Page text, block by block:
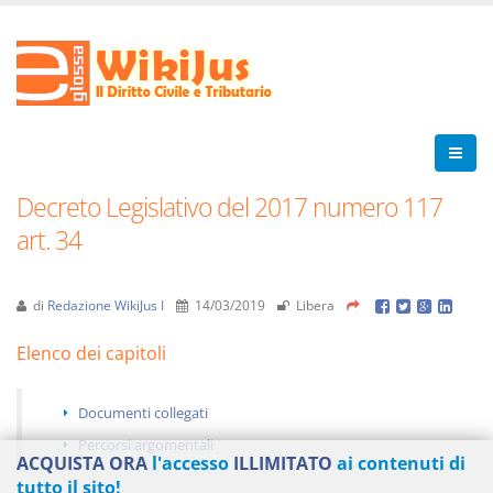
Decreto Legislativo del 2017 numero 117
art. 34
di Redazione WikiJus I 14/03/2019 Libera
Elenco dei capitoli
Documenti collegati
Percorsi argomentali
ACQUISTA ORA l'accesso ILLIMITATO ai contenuti di
tutto il sito!